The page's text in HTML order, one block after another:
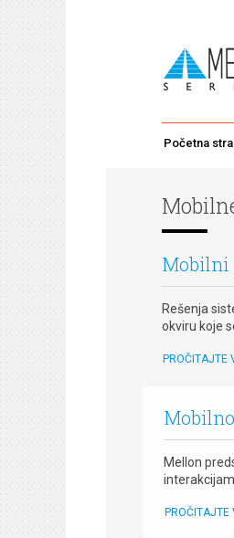
Početna
Mobilni
Rešenja
okviru koje
PROČITAJTE
Mellon
PROČITAJTE